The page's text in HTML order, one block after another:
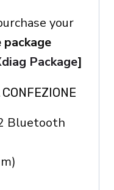
your
Package]
Bluetooth